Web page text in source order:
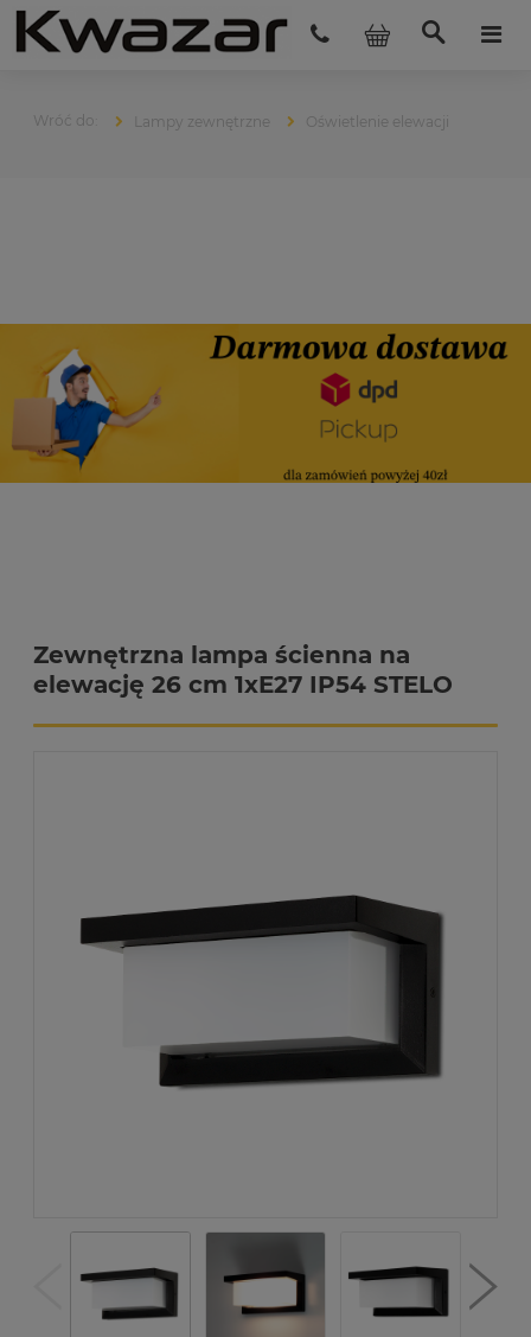
Lampy zewnętrzne Oświetlenie elewacji
Zewnętrzna lampa ścienna na
elewację 26 cm 1xE27 IP54 STELO